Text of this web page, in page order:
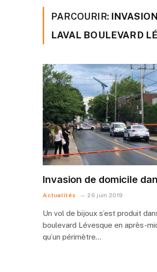
PARCOURIR:
LAVAL BOULEVARD
Invasion de domicile
Actualités 26 juin 2019
Un vol de bijoux s’est produit
boulevard Lévesque en après-
qu’un périmètre…